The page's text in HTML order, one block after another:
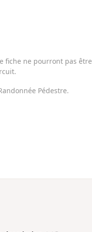
fiche ne pourront pas être
Pédestre.